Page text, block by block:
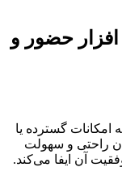
افزار حضور و
امکانات گسترده یا
راحتی و سهولت
آن ایفا می‌کند.